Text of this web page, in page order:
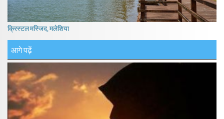
क्रिस्टल मस्जिद, मलेशिया
आगे पढ़ें